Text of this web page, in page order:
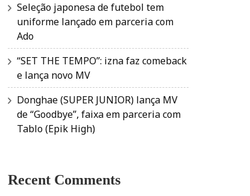
Seleção japonesa de futebol tem
uniforme lançado em parceria com
Ado
“SET THE TEMPO”: izna faz comeback
e lança novo MV
Donghae (SUPER JUNIOR) lança MV
de “Goodbye”, faixa em parceria com
Tablo (Epik High)
Recent Comments